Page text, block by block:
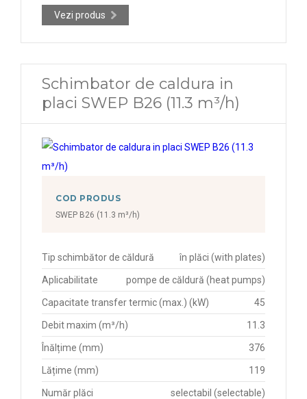
Vezi produs
Schimbator de caldura in
placi SWEP B26 (11.3 m³/h)
COD PRODUS
SWEP B26 (11.3 m³/h)
Tip schimbător de căldură în plăci (with plates)
Aplicabilitate pompe de căldură (heat pumps)
Capacitate transfer termic (max.) (kW) 45
Debit maxim (m³/h) 11.3
Înălțime (mm) 376
Lățime (mm) 119
Număr plăci
selectabil (selectable)